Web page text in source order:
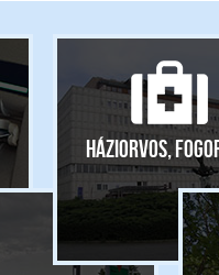
Háziorvos,